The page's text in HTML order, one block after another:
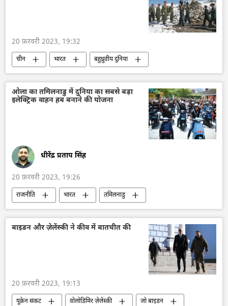
20 फ़रवरी 2023, 19:32
चीन भारत
बहुध्रुवीय दुनिया
मध्य पूर्व
अमेरिका यूरोप विश्व
ओला का तमिलनाडु में दुनिया का सबसे बड़ा
इलेक्ट्रिक वाहन हब बनाने की योजना
धीरेंद्र प्रताप सिंह
20 फ़रवरी 2023, 19:26
राजनीति भारत
तमिलनाडु
विज्ञान एवं प्रौद्योगिकी
आईटी उद्योग
बाइडन और ज़ेलेंस्की ने कीव में बातचीत की
20 फ़रवरी 2023, 19:13
यूक्रेन संकट वोलोडिमिर ज़ेलेंस्की
जो बाइडन